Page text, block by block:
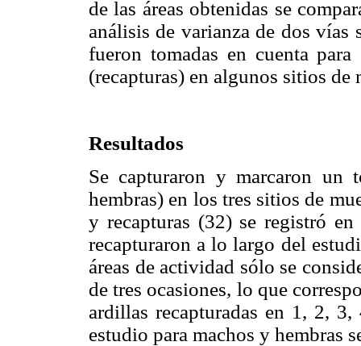
de las áreas obtenidas se
análisis de varianza de dos
fueron tomadas en cuenta
(recapturas) en algunos sitios de
Resultados
Se capturaron y marcaron
hembras) en los tres sitios de
y recapturas (32) se registró
recapturaron a lo largo del
áreas de actividad sólo se
de tres ocasiones, lo que
ardillas recapturadas en 1, 2,
estudio para machos y hembras